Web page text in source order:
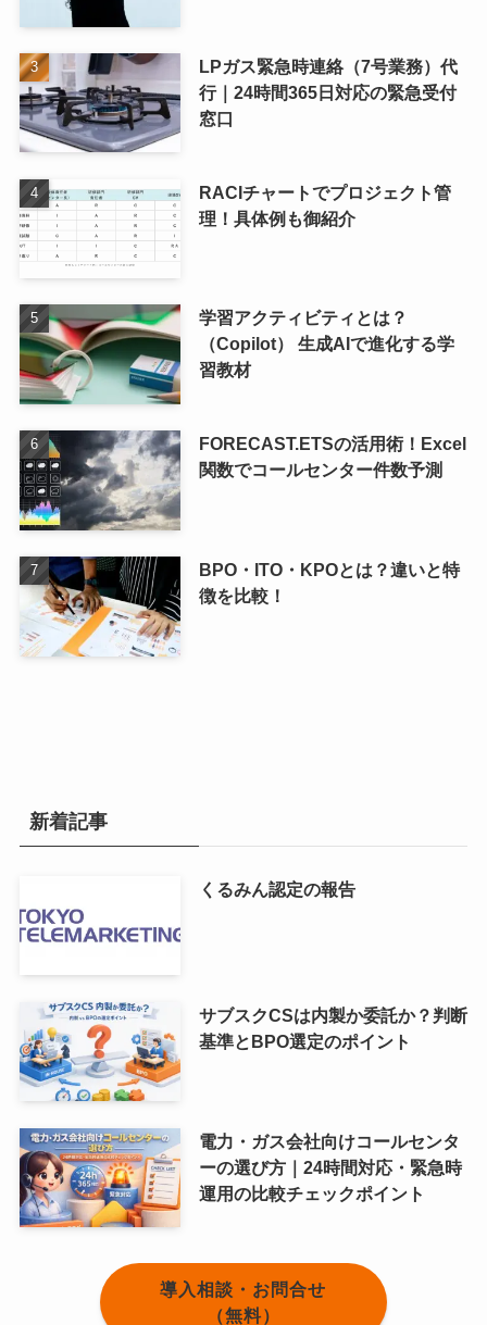
LPガス緊急時連絡（7号業務）代
行｜24時間365日対応の緊急受付
窓口
RACIチャートでプロジェクト管
理！具体例も御紹介
学習アクティビティとは？
（Copilot） 生成AIで進化する学
習教材
FORECAST.ETSの活用術！Excel
関数でコールセンター件数予測
BPO・ITO・KPOとは？違いと特
徴を比較！
新着記事
くるみん認定の報告
サブスクCSは内製か委託か？判断
基準とBPO選定のポイント
電力・ガス会社向けコールセンタ
ーの選び方｜24時間対応・緊急時
運用の比較チェックポイント
導入相談・お問合せ
（無料）